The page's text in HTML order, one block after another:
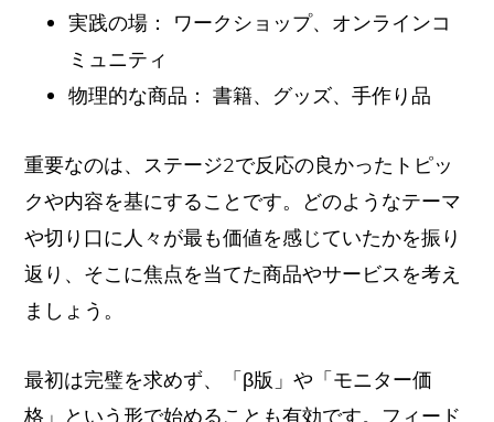
実践の場： ワークショップ、オンラインコ
ミュニティ
物理的な商品： 書籍、グッズ、手作り品
重要なのは、ステージ2で反応の良かったトピッ
クや内容を基にすることです。どのようなテーマ
や切り口に人々が最も価値を感じていたかを振り
返り、そこに焦点を当てた商品やサービスを考え
ましょう。
最初は完璧を求めず、「β版」や「モニター価
格」という形で始めることも有効です。フィード